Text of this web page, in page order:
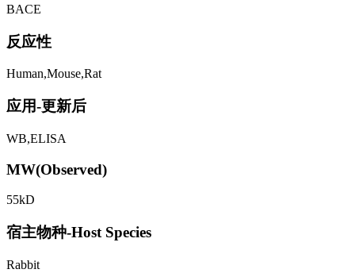
BACE
反应性
Human,Mouse,Rat
应用-更新后
WB,ELISA
MW(Observed)
55kD
宿主物种-Host Species
Rabbit